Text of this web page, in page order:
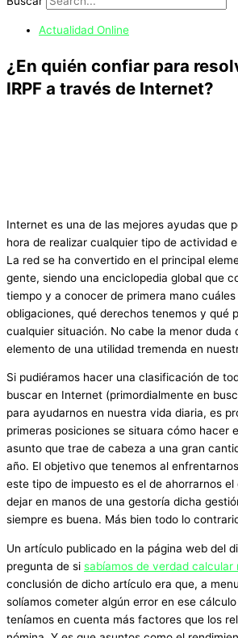
Actualidad Online
¿En quién confiar para
IRPF a través de Internet?
Internet es una de las mejores ayudas que
hora de realizar cualquier tipo de actividad
La red se ha convertido en el principal
gente, siendo una enciclopedia global que
tiempo y a conocer de primera mano
obligaciones, qué derechos tenemos y qué
cualquier situación. No cabe la menor duda
elemento de una utilidad tremenda en
Si pudiéramos hacer una clasificación de
buscar en Internet (primordialmente en
para ayudarnos en nuestra vida diaria, es
primeras posiciones se situara cómo hacer
asunto que trae de cabeza a una gran
año. El objetivo que tenemos al
este tipo de impuesto es el de ahorrarnos el
dejar en manos de una gestoría dicha
siempre es buena. Más bien todo lo
Un artículo publicado en la página web del
pregunta de si sabíamos de verdad calcular
conclusión de dicho artículo era que, a
solíamos cometer algún error en ese
teníamos en cuenta más factores que los